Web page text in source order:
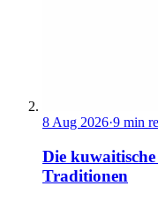
8 Aug 2026·9 min
Die
Traditionen